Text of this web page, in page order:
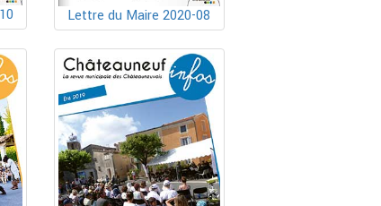
Lettre du Maire 2020-08